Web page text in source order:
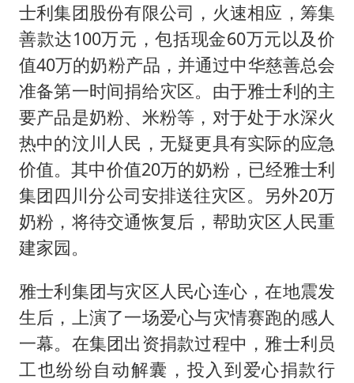
士利集团股份有限公司，火速相应，筹集
善款达100万元，包括现金60万元以及价
值40万的奶粉产品，并通过中华慈善总会
准备第一时间捐给灾区。由于雅士利的主
要产品是奶粉、米粉等，对于处于水深火
热中的汶川人民，无疑更具有实际的应急
价值。其中价值20万的奶粉，已经雅士利
集团四川分公司安排送往灾区。另外20万
奶粉，将待交通恢复后，帮助灾区人民重
建家园。
雅士利集团与灾区人民心连心，在地震发
生后，上演了一场爱心与灾情赛跑的感人
一幕。在集团出资捐款过程中，雅士利员
工也纷纷自动解囊，投入到爱心捐款行